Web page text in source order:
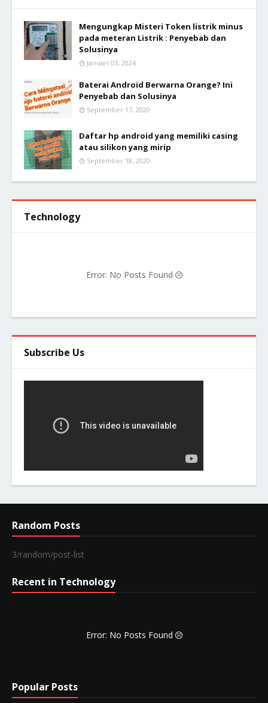
Mengungkap Misteri Token listrik minus
pada meteran Listrik : Penyebab dan
Solusinya
Januari 03, 2024
Baterai Android Berwarna Orange? Ini
Penyebab dan Solusinya
September 17, 2020
Daftar hp android yang memiliki casing
atau silikon yang mirip
September 18, 2020
Technology
Error: No Posts Found
Subscribe Us
Random Posts
3/random/post-list
Recent in Technology
Error: No Posts Found
Popular Posts